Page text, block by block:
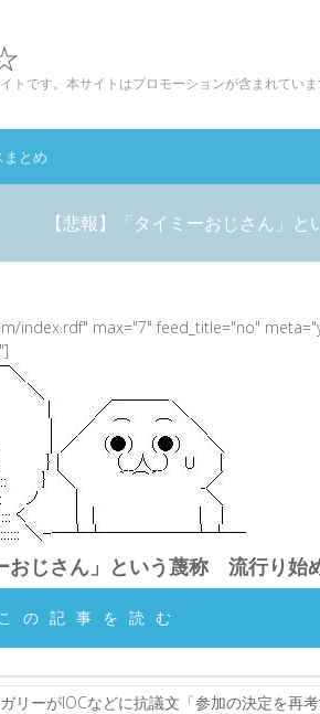
です。本サイトはプロモーションが含まれていま
まとめ
【悲報】「タイミーおじさん」
index.rdf" max="7" feed_title="no"
おじさん」という蔑称 流行り始
の記事を読む
リーがIOCなどに抗議文「参加の決定を再